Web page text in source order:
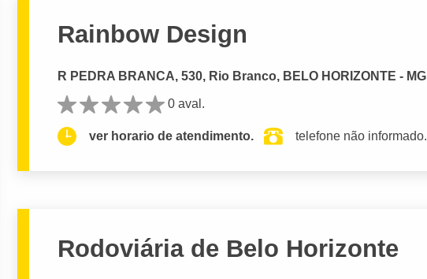
Rainbow Design
R PEDRA BRANCA, 530, Rio Branco, BELO HORIZONTE - MG
0 aval.
ver horario de atendimento. telefone não informado.
Rodoviária de Belo Horizonte